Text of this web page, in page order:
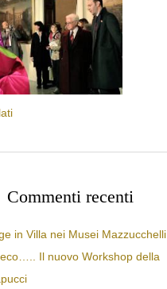
Commenti recenti
in Villa nei Musei Mazzucchelli
Il nuovo Workshop della